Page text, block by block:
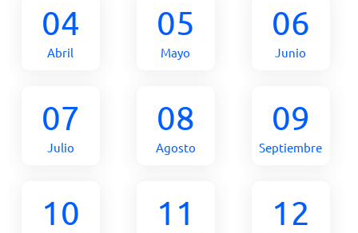
04
Abril
05
Mayo
06
Junio
07
Julio
08
Agosto
09
Septiembre
10 11 12